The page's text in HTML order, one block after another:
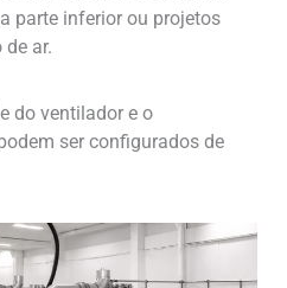
parte inferior ou projetos
ar.
do ventilador e o
ser configurados de